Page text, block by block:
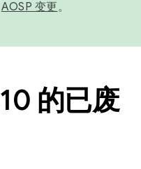
AOSP 变更。
10 的已废